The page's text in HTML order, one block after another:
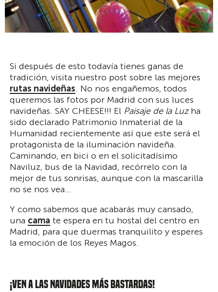
Si después de esto todavía tienes ganas de
tradición, visita nuestro post sobre las mejores
rutas navideñas. No nos engañemos, todos
queremos las fotos por Madrid con sus luces
navideñas. SAY CHEESE!!! El Paisaje de la Luzha
sido declarado Patrimonio Inmaterial de la
Humanidad recientemente así que este será el
protagonista de la iluminación navideña.
Caminando, en bici o en el solicitadísimo
Naviluz, bus de la Navidad, recórrelo con la
mejor de tus sonrisas, aunque con la mascarilla
no se nos vea…
Y como sabemos que acabarás muy cansado,
una cama te espera en tu hostal del centro en
Madrid, para que duermas tranquilito y esperes
la emoción de los Reyes Magos.
¡VEN A LAS NAVIDADES MÁS BASTARDAS!